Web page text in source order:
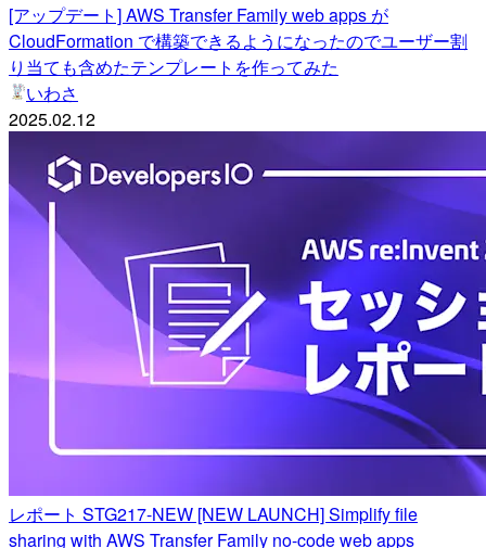
[アップデート] AWS Transfer Family web apps が
CloudFormation で構築できるようになったのでユーザー割
り当ても含めたテンプレートを作ってみた
いわさ
2025.02.12
レポート STG217-NEW [NEW LAUNCH] Simplify file
sharing with AWS Transfer Family no-code web apps